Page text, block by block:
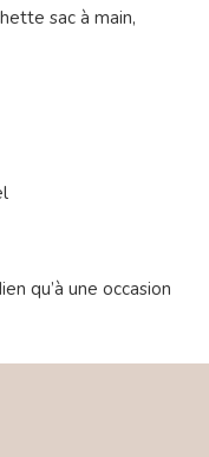
sac à main,
qu’à une occasion